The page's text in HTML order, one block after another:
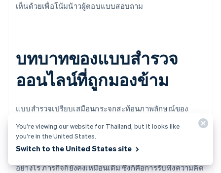
เห็นด้วยเพื่อโน้มน้าวผู้ตอบแบบสอบถาม
บทบาทของแบบสำรวจ
ออนไลน์ที่ถูกมองข้าม
แบบสำรวจเปรียบเสมือนกระจกสะท้อนภาพลักษณ์ของ
บริษัทที่ส่งแบบสำรวจนั้นๆ ผู้คนอาจยินดีกับโอกาสในการมี
ปฏิสัมพันธ์ สนับสนุน และพัฒนาแบรนด์ของคุณ และร่วม
ตอบแบบสำรวจ หรือผู้ตอบอาจปฏิเสธเพราะมองว่าเป็นเรื่อง
อย่างไร ภารกิจก็ยังคงเหมือนเดิม ซึ่งก็คือการรับฟังความคิด
You’re viewing our website for Thailand, but it looks like
you’re in the United States.
Switch to the United States site